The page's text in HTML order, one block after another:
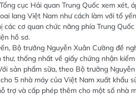
cục Hải quan Trung Quốc xem xét,
lang Việt Nam như cách làm với tổ
cơ quan chức năng phía Trung
hồ sơ.
Bộ trưởng Nguyễn Xuân Cường đề
thống nhất về giấy chứng nhận
sản phẩm sữa, theo Bộ trưởng
5 nhà máy của Việt Nam xuất khẩu
trợ và cấp phép thêm cho một số nhà